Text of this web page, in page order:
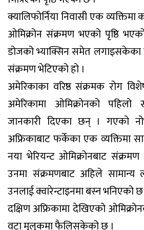
क्यालिफोर्निया निवासी एक व्यक्तिमा
ओमिक्रोन संक्रमण भएको पृष्ठि
डोजको भ्याक्सिन समेत लगाइसकेका
संक्रमण भेटिएको हो ।
अमेरिकाका वरिष्ठ संक्रमक रोग
अमेरिकामा ओमिक्रोनको
जानकारी दिएका छन् । गएको
अफ्रिकाबाट फर्केका एक व्यक्तिमा
नया भेरियन्ट ओमिक्रोनबाट
उनमा संक्रमणबाट अहिले
उनलाई क्वारेन्टाइनमा बस्न भनिएको छ
दक्षिण अफ्रिकामा देखिएको